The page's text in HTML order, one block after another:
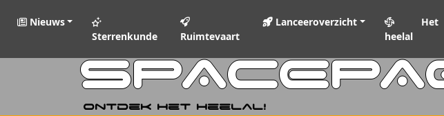
Nieuws
Sterrenkunde
Ruimtevaart
Lanceeroverzicht
Het
heelal
Ontdek het heelal!